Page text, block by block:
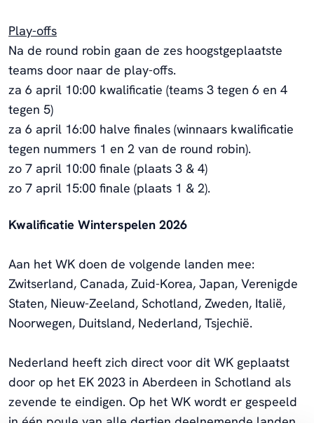
Play-offs
Na de round robin gaan de zes hoogstgeplaatste
teams door naar de play-offs.
za 6 april 10:00 kwalificatie (teams 3 tegen 6 en 4
tegen 5)
za 6 april 16:00 halve finales (winnaars kwalificatie
tegen nummers 1 en 2 van de round robin).
zo 7 april 10:00 finale (plaats 3 & 4)
zo 7 april 15:00 finale (plaats 1 & 2).
Kwalificatie Winterspelen 2026
Aan het WK doen de volgende landen mee:
Zwitserland, Canada, Zuid-Korea, Japan, Verenigde
Staten, Nieuw-Zeeland, Schotland, Zweden, Italië,
Noorwegen, Duitsland, Nederland, Tsjechië.
Nederland heeft zich direct voor dit WK geplaatst
door op het EK 2023 in Aberdeen in Schotland als
zevende te eindigen. Op het WK wordt er gespeeld